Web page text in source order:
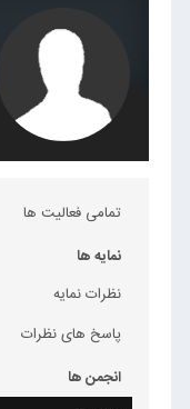
تمامی فعالیت ها
نمایه ها
نظرات نمایه
پاسخ های نظرات
انجمن ها